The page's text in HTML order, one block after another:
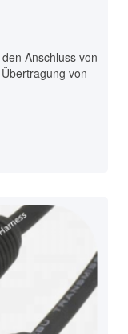
Anschluss von
von